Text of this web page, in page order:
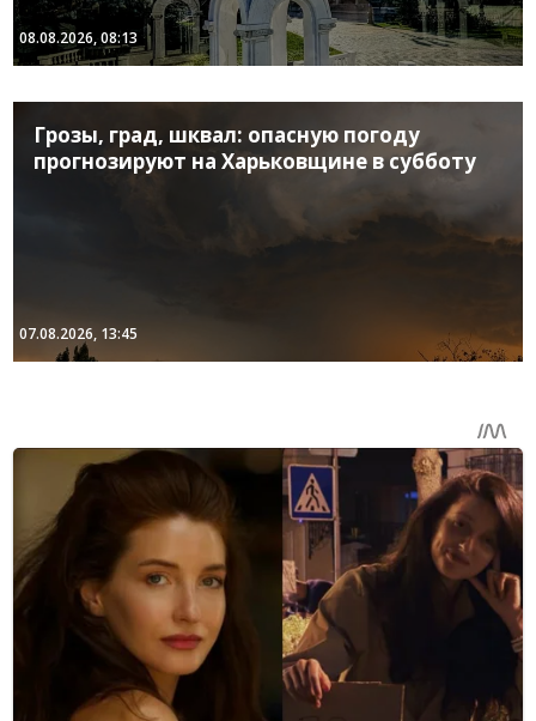
08.08.2026, 08:13
Грозы, град, шквал: опасную погоду
прогнозируют на Харьковщине в субботу
07.08.2026, 13:45